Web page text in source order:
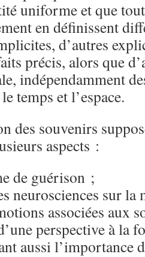
uniforme et que
en définissent
d’autres
précis, alors que
indépendamment
temps et l’espace.
des souvenirs
aspects :
de guérison ;
neurosciences sur
associées aux
perspective à la
aussi l’importance